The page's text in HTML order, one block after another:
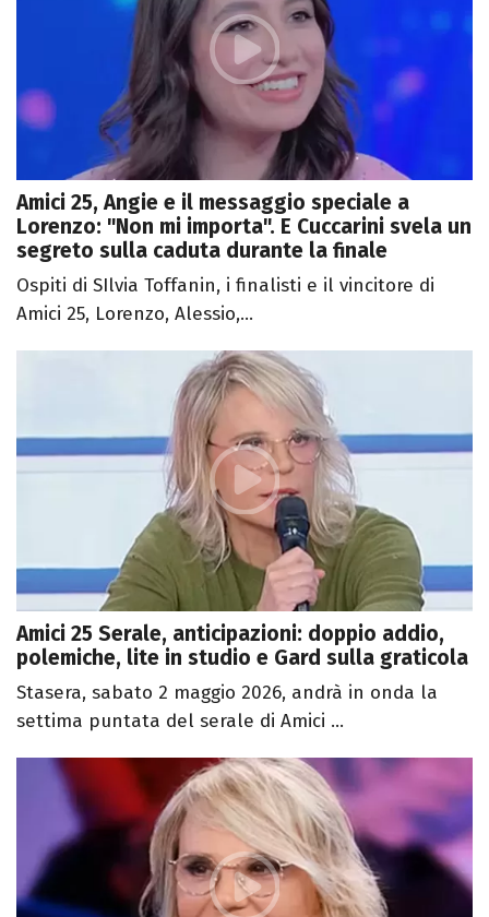
Amici 25, Angie e il messaggio speciale a
Lorenzo: "Non mi importa". E Cuccarini svela un
segreto sulla caduta durante la finale
Ospiti di SIlvia Toffanin, i finalisti e il vincitore di
Amici 25, Lorenzo, Alessio,...
Amici 25 Serale, anticipazioni: doppio addio,
polemiche, lite in studio e Gard sulla graticola
Stasera, sabato 2 maggio 2026, andrà in onda la
settima puntata del serale di Amici ...